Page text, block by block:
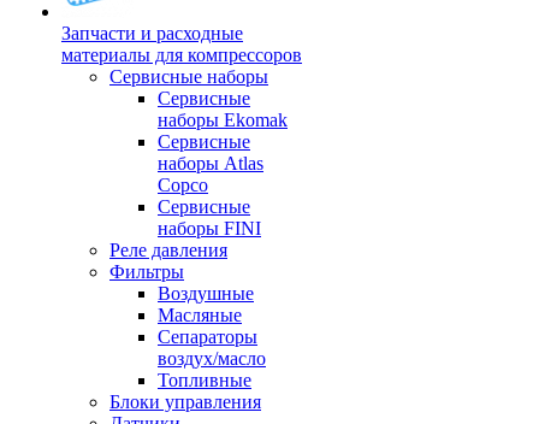
Запчасти и расходные
материалы для компрессоров
Cервисные наборы
Сервисные
наборы Ekomak
Cервисные
наборы Atlas
Copco
Сервисные
наборы FINI
Реле давления
Фильтры
Воздушные
Масляные
Сепараторы
воздух/масло
Топливные
Блоки управления